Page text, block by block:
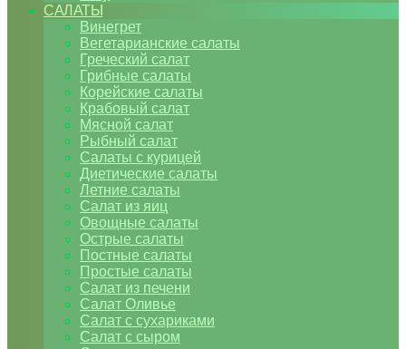
САЛАТЫ
Винегрет
Вегетарианские салаты
Греческий салат
Грибные салаты
Корейские салаты
Крабовый салат
Мясной салат
Рыбный салат
Салаты с курицей
Диетические салаты
Летние салаты
Салат из яиц
Овощные салаты
Острые салаты
Постные салаты
Простые салаты
Салат из печени
Салат Оливье
Салат с сухариками
Салат с сыром